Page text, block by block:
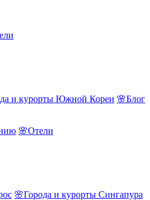
и курорты Южной Кореи 🌸Блог
🌸Отели
🌸Города и курорты Сингапура